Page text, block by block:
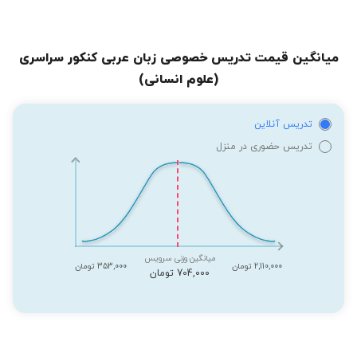
میانگین قیمت تدریس خصوصی زبان عربی کنکور سراسری
(علوم انسانی)
تدریس آنلاین
تدریس حضوری در منزل
2,110,000 تومان
میانگین وزنی سرویس
704,000 تومان
353,000 تومان